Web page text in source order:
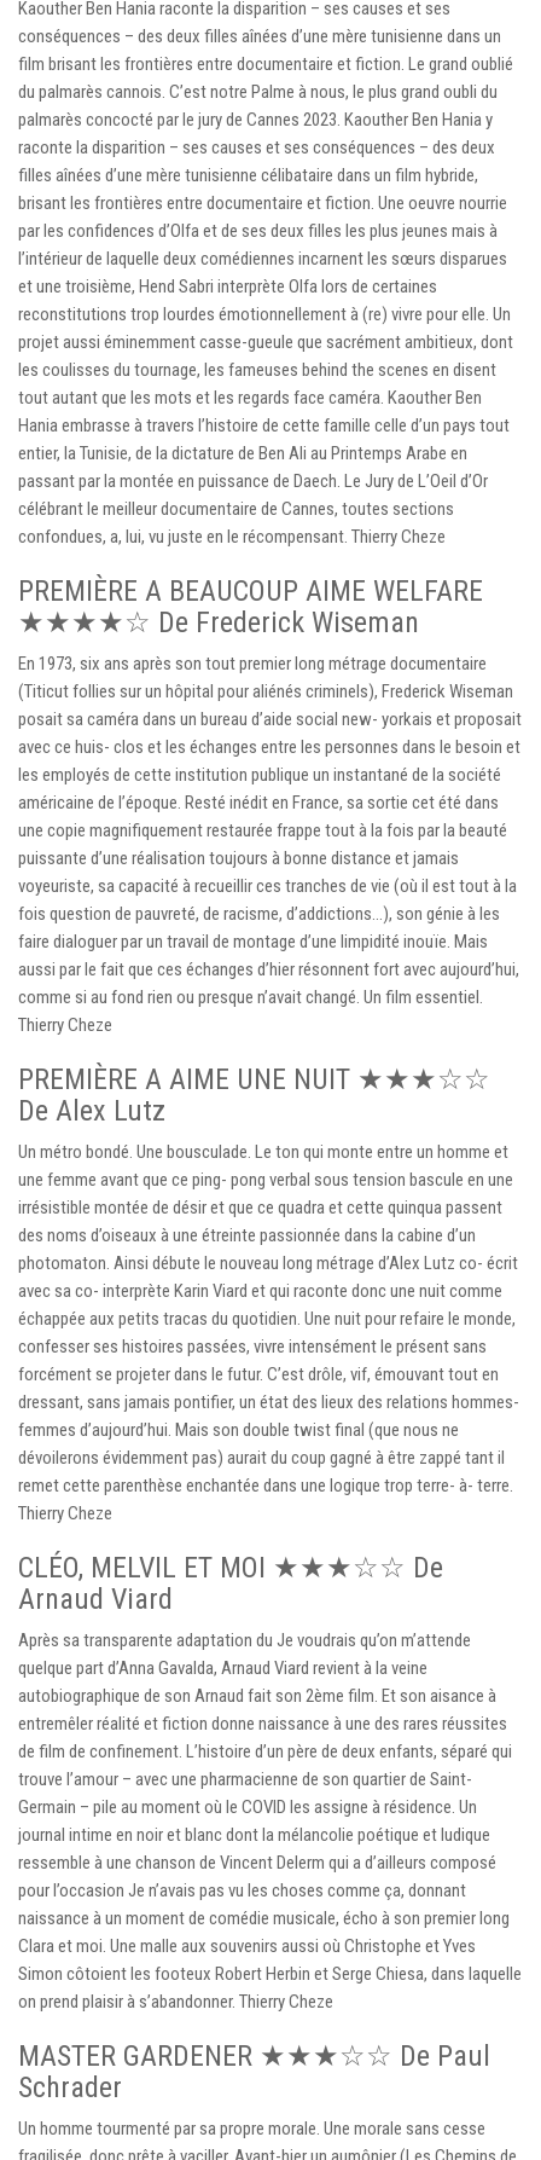
Kaouther Ben Hania raconte la disparition – ses causes et ses
conséquences – des deux filles aînées d’une mère tunisienne dans un
film brisant les frontières entre documentaire et fiction. Le grand oublié
du palmarès cannois. C’est notre Palme à nous, le plus grand oubli du
palmarès concocté par le jury de Cannes 2023. Kaouther Ben Hania y
raconte la disparition – ses causes et ses conséquences – des deux
filles aînées d’une mère tunisienne célibataire dans un film hybride,
brisant les frontières entre documentaire et fiction. Une oeuvre nourrie
par les confidences d’Olfa et de ses deux filles les plus jeunes mais à
l’intérieur de laquelle deux comédiennes incarnent les sœurs disparues
et une troisième, Hend Sabri interprète Olfa lors de certaines
reconstitutions trop lourdes émotionnellement à (re) vivre pour elle. Un
projet aussi éminemment casse-gueule que sacrément ambitieux, dont
les coulisses du tournage, les fameuses behind the scenes en disent
tout autant que les mots et les regards face caméra. Kaouther Ben
Hania embrasse à travers l’histoire de cette famille celle d’un pays tout
entier, la Tunisie, de la dictature de Ben Ali au Printemps Arabe en
passant par la montée en puissance de Daech. Le Jury de L’Oeil d’Or
célébrant le meilleur documentaire de Cannes, toutes sections
confondues, a, lui, vu juste en le récompensant. Thierry Cheze
PREMIÈRE A BEAUCOUP AIME WELFARE
★★★★☆ De Frederick Wiseman
En 1973, six ans après son tout premier long métrage documentaire
(Titicut follies sur un hôpital pour aliénés criminels), Frederick Wiseman
posait sa caméra dans un bureau d’aide social new- yorkais et proposait
avec ce huis- clos et les échanges entre les personnes dans le besoin et
les employés de cette institution publique un instantané de la société
américaine de l’époque. Resté inédit en France, sa sortie cet été dans
une copie magnifiquement restaurée frappe tout à la fois par la beauté
puissante d’une réalisation toujours à bonne distance et jamais
voyeuriste, sa capacité à recueillir ces tranches de vie (où il est tout à la
fois question de pauvreté, de racisme, d’addictions…), son génie à les
faire dialoguer par un travail de montage d’une limpidité inouïe. Mais
aussi par le fait que ces échanges d’hier résonnent fort avec aujourd’hui,
comme si au fond rien ou presque n’avait changé. Un film essentiel.
Thierry Cheze
PREMIÈRE A AIME UNE NUIT ★★★☆☆
De Alex Lutz
Un métro bondé. Une bousculade. Le ton qui monte entre un homme et
une femme avant que ce ping- pong verbal sous tension bascule en une
irrésistible montée de désir et que ce quadra et cette quinqua passent
des noms d’oiseaux à une étreinte passionnée dans la cabine d’un
photomaton. Ainsi débute le nouveau long métrage d’Alex Lutz co- écrit
avec sa co- interprète Karin Viard et qui raconte donc une nuit comme
échappée aux petits tracas du quotidien. Une nuit pour refaire le monde,
confesser ses histoires passées, vivre intensément le présent sans
forcément se projeter dans le futur. C’est drôle, vif, émouvant tout en
dressant, sans jamais pontifier, un état des lieux des relations hommes-
femmes d’aujourd’hui. Mais son double twist final (que nous ne
dévoilerons évidemment pas) aurait du coup gagné à être zappé tant il
remet cette parenthèse enchantée dans une logique trop terre- à- terre.
Thierry Cheze
CLÉO, MELVIL ET MOI ★★★☆☆ De
Arnaud Viard
Après sa transparente adaptation du Je voudrais qu’on m’attende
quelque part d’Anna Gavalda, Arnaud Viard revient à la veine
autobiographique de son Arnaud fait son 2ème film. Et son aisance à
entremêler réalité et fiction donne naissance à une des rares réussites
de film de confinement. L’histoire d’un père de deux enfants, séparé qui
trouve l’amour – avec une pharmacienne de son quartier de Saint-
Germain – pile au moment où le COVID les assigne à résidence. Un
journal intime en noir et blanc dont la mélancolie poétique et ludique
ressemble à une chanson de Vincent Delerm qui a d’ailleurs composé
pour l’occasion Je n’avais pas vu les choses comme ça, donnant
naissance à un moment de comédie musicale, écho à son premier long
Clara et moi. Une malle aux souvenirs aussi où Christophe et Yves
Simon côtoient les footeux Robert Herbin et Serge Chiesa, dans laquelle
on prend plaisir à s’abandonner. Thierry Cheze
MASTER GARDENER ★★★☆☆ De Paul
Schrader
Un homme tourmenté par sa propre morale. Une morale sans cesse